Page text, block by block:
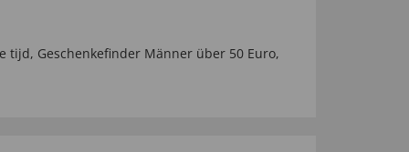
tijd, Geschenkefinder Männer über 50 Euro,